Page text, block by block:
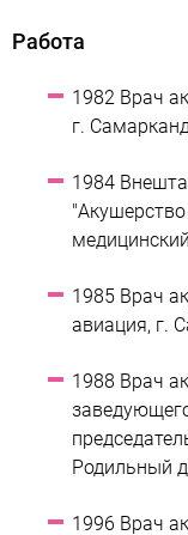
Работа
1982 Врач
г.
1984
1985 Врач
авиация, г.
1988 Врач
Родильный
1996 Врач